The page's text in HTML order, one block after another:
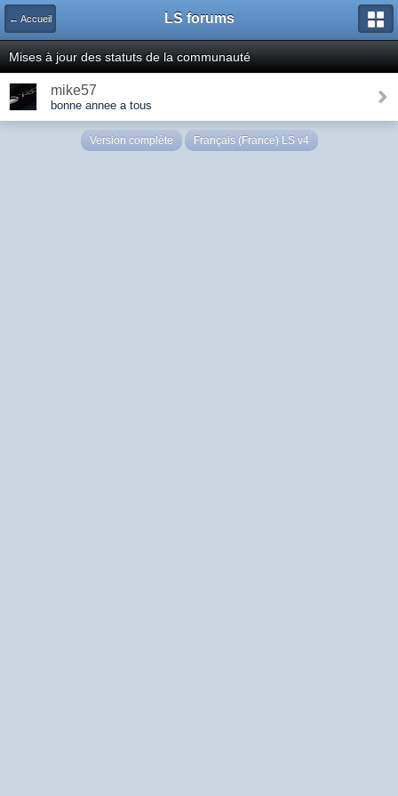
← Accueil LS forums
Mises à jour des statuts de la communauté
mike57
bonne annee a tous
Version complète Français (France) LS v4